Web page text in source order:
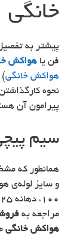
خانگی
پیشتر به
فن یا هواکش
هواکش خانگی)
نحوه
پیرامون آن
سیم
همانطور که
و سایز لوله‌ی
مراجعه به
هواکش خانگی